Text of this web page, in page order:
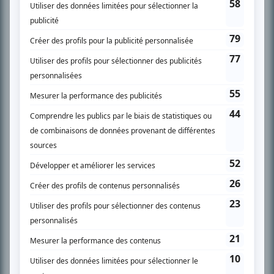
télévision» a d’abord oeuvré au magazine TV Hebdo de 1996 à 2001. Sa
spécialité: la télé québécoise. On peut l’entendre régulièrement commenter
En savoir plus »
SUR LE RÉSEAU BIZZ MÉDIA
PLAN DU SITE
Accueil
Liste des oeuvres
Liste des comédiens
Recherche avancée
À propos